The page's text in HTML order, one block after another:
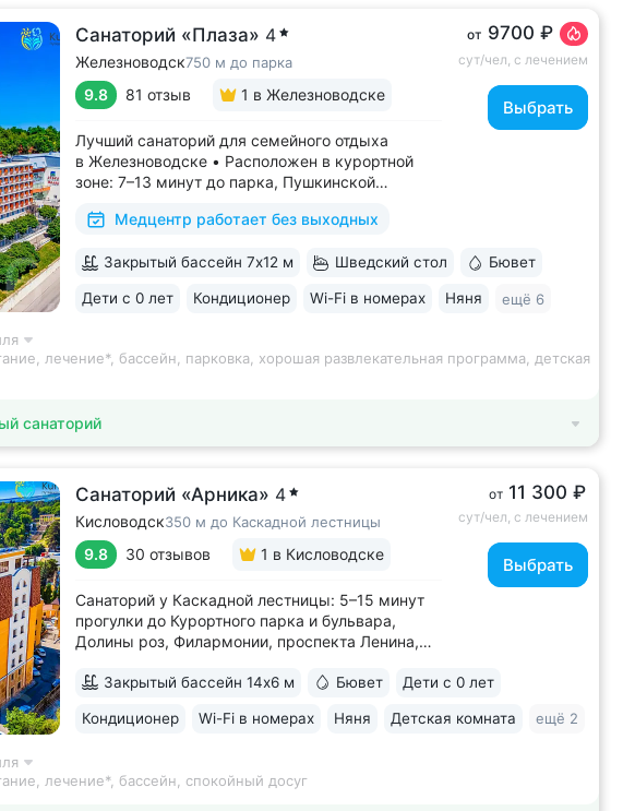
Санаторий «Плаза» 4
Железноводск750 м до парка
9.8 81 отзыв 1 в Железноводске
Лучший санаторий для семейного отдыха
в Железноводске • Расположен в курортной
зоне: 7–13 минут до парка, Пушкинской
и «Смирновский» • Собственный бювет
в одном здании: не нужно выходить на улицу,
Медцентр работает без выходных
от 9700 ₽
сут/чел, с лечением
Выбрать
Закрытый бассейн 7х12 м Шведский стол Бювет
Дети с 0 лет Кондиционер Wi-Fi в номерах Няня ещё 6
лечение*, бассейн, парковка, хорошая развлекательная программа, детская
санаторий
Санаторий «Арника» 4
Кисловодск350 м до Каскадной лестницы
9.8 30 отзывов 1 в Кисловодске
Санаторий у Каскадной лестницы: 5–15 минут
прогулки до Курортного парка и бульвара,
Долины роз, Филармонии, проспекта Ленина,
открыт в 2018 году. 95% отзывов о санатории
санаторий превзошёл ожидания по уровню...
от 11 300 ₽
сут/чел, с лечением
Выбрать
Закрытый бассейн 14х6 м Бювет Дети с 0 лет
Кондиционер Wi-Fi в номерах Няня Детская комната ещё 2
лечение*, бассейн, спокойный досуг